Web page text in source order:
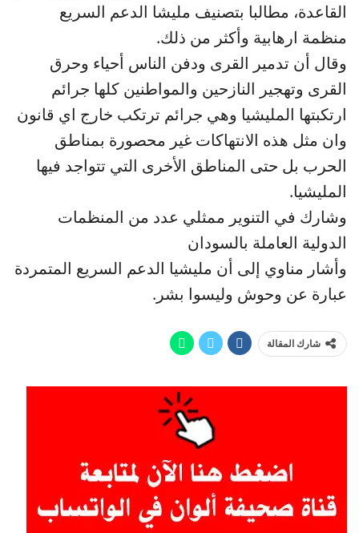
القاعدة، مطالبا بتصنيف مليشا الدعم السريع
منظمة ارهابية وأكثر من ذلك.
وقال أن تدمير القرى ودفن الناس أحياء وحرق
القرى وتهجير النازحين والمواطنين كلها جرائم
ارتكبتها المليشيا وهي جرائم ترتكب خارج اي قانون
وان مثل هذه الانتهاكات غير محصورة بمناطق
الحرب بل حتى المناطق الأخرى التي تتواجد فيها
المليشيا.
وشارك في التنوير ممثلي عدد من المنظمات
الدولية العاملة بالسودان
وأشار مناوي إلى أن مليشيا الدعم السريع المتمردة
عبارة عن وحوش وليسوا بشر.
شارك المقالة